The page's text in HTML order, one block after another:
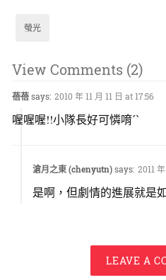
螢光
View Comments (2)
蓓蓓says: 2010 年 11 月 11 日 at 17:56
喔喔喔!!小隊長好可憐唷ˊˋ
滄月之東 (chenyutn) says: 2011
是啊，但劇情的進展就是
LEAVE A